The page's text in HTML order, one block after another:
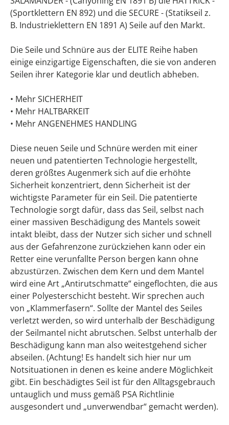
(Sportklettern EN 892) und die SECURE - (Statikseil z.
B. Industrieklettern EN 1891 A) Seile auf den Markt.
Die Seile und Schnüre aus der ELITE Reihe haben
einige einzigartige Eigenschaften, die sie von anderen
Seilen ihrer Kategorie klar und deutlich abheben.
• Mehr SICHERHEIT
• Mehr HALTBARKEIT
• Mehr ANGENEHMES HANDLING
Diese neuen Seile und Schnüre werden mit einer
neuen und patentierten Technologie hergestellt,
deren größtes Augenmerk sich auf die erhöhte
Sicherheit konzentriert, denn Sicherheit ist der
wichtigste Parameter für ein Seil. Die patentierte
Technologie sorgt dafür, dass das Seil, selbst nach
einer massiven Beschädigung des Mantels soweit
intakt bleibt, dass der Nutzer sich sicher und schnell
aus der Gefahrenzone zurückziehen kann oder ein
Retter eine verunfallte Person bergen kann ohne
abzustürzen. Zwischen dem Kern und dem Mantel
wird eine Art „Antirutschmatte“ eingeflochten, die aus
einer Polyesterschicht besteht. Wir sprechen auch
von „Klammerfasern“. Sollte der Mantel des Seiles
verletzt werden, so wird unterhalb der Beschädigung
der Seilmantel nicht abrutschen. Selbst unterhalb der
Beschädigung kann man also weitestgehend sicher
abseilen. (Achtung! Es handelt sich hier nur um
Notsituationen in denen es keine andere Möglichkeit
gibt. Ein beschädigtes Seil ist für den Alltagsgebrauch
untauglich und muss gemäß PSA Richtlinie
ausgesondert und „unverwendbar“ gemacht werden).